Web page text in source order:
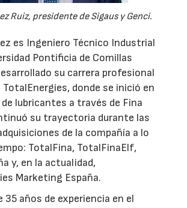
Ruiz, presidente de Sigaus y Genci.
es Ingeniero Técnico Industrial
Pontificia de Comillas
su carrera profesional
TotalEnergies, donde se inició en
lubricantes a través de Fina
su trayectoria durante las
de la compañía a lo
TotalFina, TotalFinaElf,
y, en la actualidad,
Marketing España.
35 años de experiencia en el